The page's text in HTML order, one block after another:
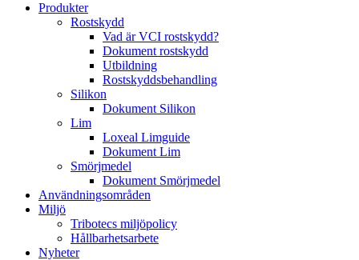
Produkter
Rostskydd
Vad är VCI rostskydd?
Dokument rostskydd
Utbildning
Rostskyddsbehandling
Silikon
Dokument Silikon
Lim
Loxeal Limguide
Dokument Lim
Smörjmedel
Dokument Smörjmedel
Användningsområden
Miljö
Tribotecs miljöpolicy
Hållbarhetsarbete
Nyheter